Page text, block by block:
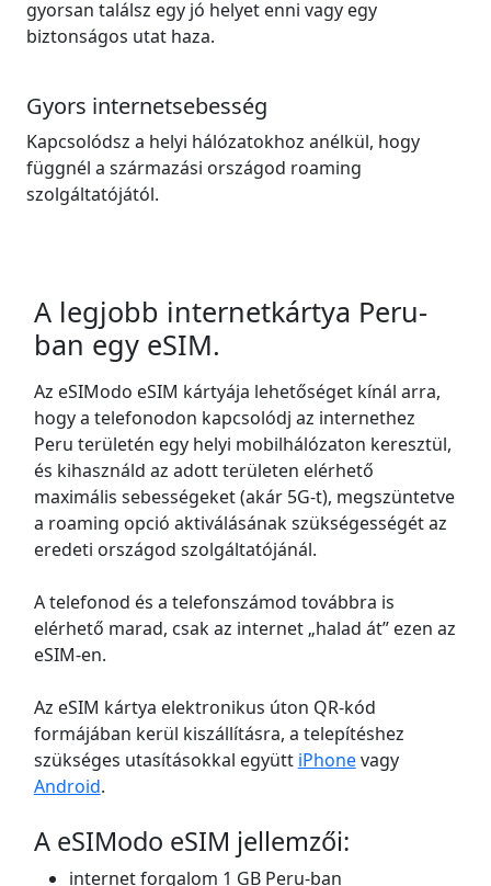
gyorsan találsz egy jó helyet enni vagy egy
biztonságos utat haza.
Gyors internetsebesség
Kapcsolódsz a helyi hálózatokhoz anélkül, hogy
függnél a származási országod roaming
szolgáltatójától.
A legjobb internetkártya Peru-
ban egy eSIM.
Az eSIModo eSIM kártyája lehetőséget kínál arra,
hogy a telefonodon kapcsolódj az internethez
Peru területén egy helyi mobilhálózaton keresztül,
és kihasználd az adott területen elérhető
maximális sebességeket (akár 5G-t), megszüntetve
a roaming opció aktiválásának szükségességét az
eredeti országod szolgáltatójánál.
A telefonod és a telefonszámod továbbra is
elérhető marad, csak az internet „halad át” ezen az
eSIM-en.
Az eSIM kártya elektronikus úton QR-kód
formájában kerül kiszállításra, a telepítéshez
szükséges utasításokkal együtt iPhonevagy
Android.
A eSIModo eSIM jellemzői:
internet forgalom 1 GB Peru-ban